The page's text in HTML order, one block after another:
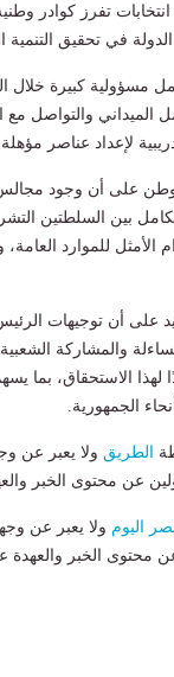
تفرز كوادر
في تحقيق
مسؤولية كبيرة خلال
الميداني والتواصل
لإعداد عناصر
على أن وجود
بين السلطتين
الأمثل للموارد
على أن توجيهات
والمشاركة
لهذا الاستحقاق، بما
الجمهورية.
الطريق ولا يعبر عن
عن محتوى الخبر
اليوم ولا يعبر عن
محتوى الخبر والعهدة